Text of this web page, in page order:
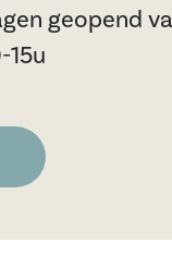
geopend
15u